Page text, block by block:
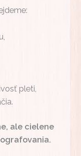
pleti,
ale cielene